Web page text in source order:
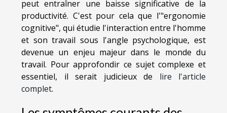
peut entraîner une baisse significative de la
productivité. C'est pour cela que l'"ergonomie
cognitive", qui étudie l'interaction entre l'homme
et son travail sous l'angle psychologique, est
devenue un enjeu majeur dans le monde du
travail. Pour approfondir ce sujet complexe et
essentiel, il serait judicieux de lire l'article
complet.